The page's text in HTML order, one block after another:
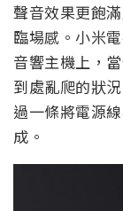
聲音效果更飽
臨場感。小米
音響主機上，
到處亂爬的狀
過一條將電源
成。